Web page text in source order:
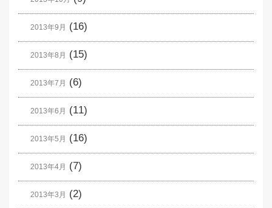
2013年9月 (16)
2013年8月 (15)
2013年7月 (6)
2013年6月 (11)
2013年5月 (16)
2013年4月 (7)
2013年3月 (2)